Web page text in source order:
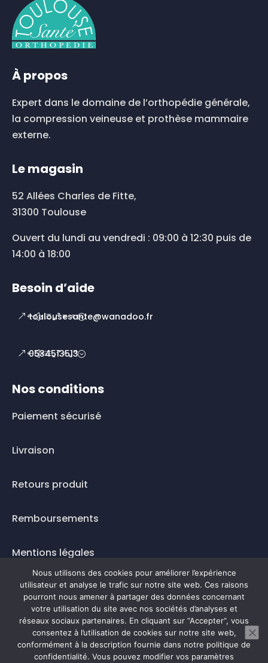
À propos
Expert dans le domaine de l’orthopédie générale,
la compression veineuse et prothèse mammaire
externe.
Le magasin
52 Allées Charles de Fitte,
31300 Toulouse
Ouvert du lundi au vendredi : 09:00 à 12:30 puis de
14:00 à 18:00
Besoin d’aide
toulousesante@wanadoo.fr
0534513513
Nos conditions
Paiement sécurisé
Livraison
Retours produit
Remboursements
Mentions légales
Questions fréquentes
Mode de paiement
Nous utilisons des cookies pour améliorer l’expérience
utilisateur et analyse le trafic sur notre site web. Ces raisons
pourront nous amener à partager des données concernant
votre utilisation du site avec nos sociétés d’analyses et
réseaux sociaux partenaires. En cliquant sur “Accepter“, vous
consentez à l’utilisation de cookies sur notre site web,
conformément à la description fournie dans notre politique de
confidentialité. Vous pouvez modifier vos paramètres